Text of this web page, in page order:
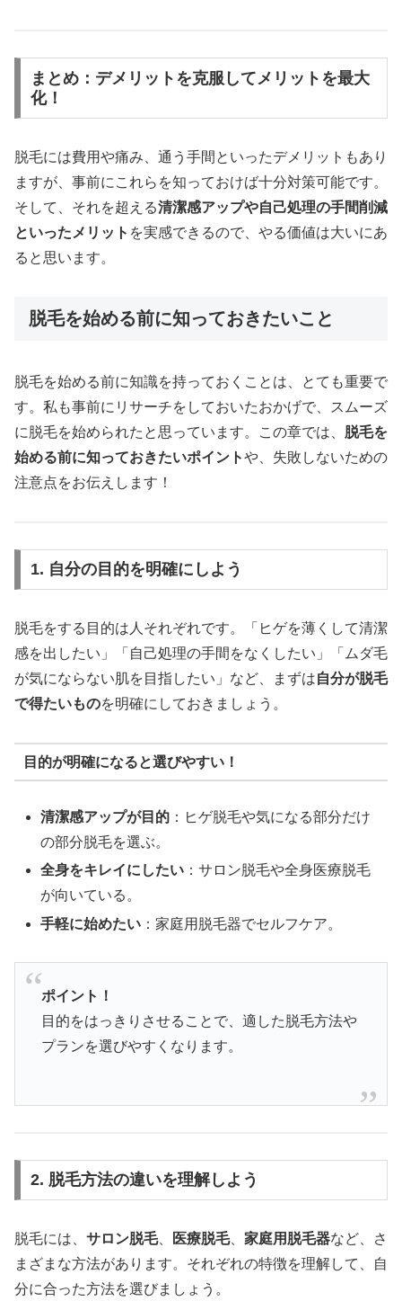
まとめ：デメリットを克服してメリットを最大
化！
脱毛には費用や痛み、通う手間といったデメリットもあり
ますが、事前にこれらを知っておけば十分対策可能です。
そして、それを超える清潔感アップや自己処理の手間削減
といったメリット を実感できるので、やる価値は大いにあ
ると思います。
脱毛を始める前に知っておきたいこと
脱毛を始める前に知識を持っておくことは、とても重要で
す。私も事前にリサーチをしておいたおかげで、スムーズ
に脱毛を始められたと思っています。この章では、 脱毛を
始める前に知っておきたいポイントや、失敗しないための
注意点をお伝えします！
1. 自分の目的を明確にしよう
脱毛をする目的は人それぞれです。「ヒゲを薄くして清潔
感を出したい」「自己処理の手間をなくしたい」「ムダ毛
が気にならない肌を目指したい」など、まずは自分が脱毛
で得たいものを明確にしておきましょう。
目的が明確になると選びやすい！
清潔感アップが目的 ：ヒゲ脱毛や気になる部分だけ
の部分脱毛を選ぶ。
全身をキレイにしたい ：サロン脱毛や全身医療脱毛
が向いている。
手軽に始めたい ：家庭用脱毛器でセルフケア。
ポイント！
目的をはっきりさせることで、適した脱毛方法や
プランを選びやすくなります。
2. 脱毛方法の違いを理解しよう
脱毛には、 サロン脱毛、 医療脱毛、 家庭用脱毛器など、さ
まざまな方法があります。それぞれの特徴を理解して、自
分に合った方法を選びましょう。